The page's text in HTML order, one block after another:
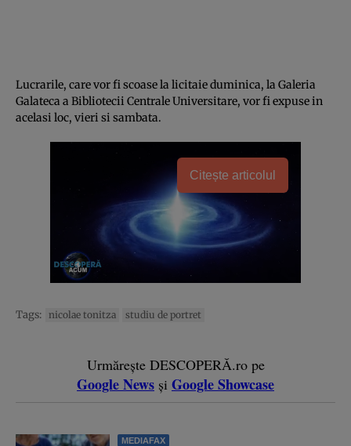
Lucrarile, care vor fi scoase la licitaie duminica, la Galeria
Galateca a Bibliotecii Centrale Universitare, vor fi expuse in
acelasi loc, vieri si sambata.
Citește articolul
Tags: nicolae tonitza studiu de portret
Urmărește DESCOPERĂ.ro pe
Google News și Google Showcase
MEDIAFAX